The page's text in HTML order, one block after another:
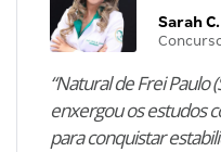
Sarah C.
“Natural de Frei Paulo
enxergou os estudos
para conquistar